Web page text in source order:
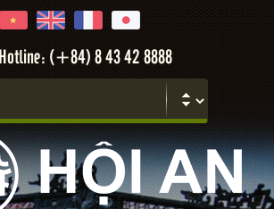
Hotline: (+84) 8 43 42 8888